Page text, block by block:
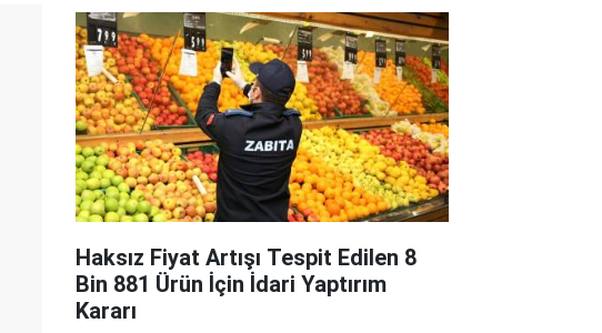
Haksız Fiyat Artışı Tespit Edilen 8
Bin 881 Ürün İçin İdari Yaptırım
Kararı